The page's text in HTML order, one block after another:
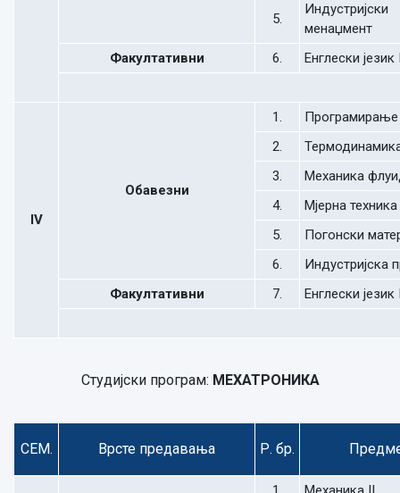
5.
Индустријски
менаџмент
Факултативни
6. Енглески језик
IV
Обавезни
1.
Програмирање
2.
3.
Механика
4.
Мјерна техника
5.
Погонски
6.
Индустријска
Факултативни
7. Енглески језик
Студијски програм: МЕХАТРОНИКА
СЕМ. Врсте предавања Р. бр.